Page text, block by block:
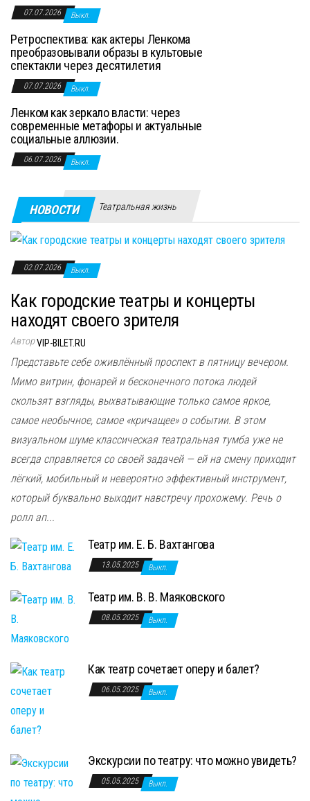
07.07.2026 Выкл.
Ретроспектива: как актеры Ленкома
преобразовывали образы в культовые
спектакли через десятилетия
07.07.2026 Выкл.
Ленком как зеркало власти: через
современные метафоры и актуальные
социальные аллюзии.
06.07.2026 Выкл.
НОВОСТИ Театральная жизнь
02.07.2026 Выкл.
Как городские театры и концерты
находят своего зрителя
АвторVIP-BILET.RU
Представьте себе оживлённый проспект в пятницу вечером.
Мимо витрин, фонарей и бесконечного потока людей
скользят взгляды, выхватывающие только самое яркое,
самое необычное, самое «кричащее» о событии. В этом
визуальном шуме классическая театральная тумба уже не
всегда справляется со своей задачей — ей на смену приходит
лёгкий, мобильный и невероятно эффективный инструмент,
который буквально выходит навстречу прохожему. Речь о
ролл ап...
Театр им. Е. Б. Вахтангова
13.05.2025 Выкл.
Театр им. В. В. Маяковского
08.05.2025 Выкл.
Как театр сочетает оперу и балет?
06.05.2025 Выкл.
Экскурсии по театру: что можно увидеть?
05.05.2025 Выкл.